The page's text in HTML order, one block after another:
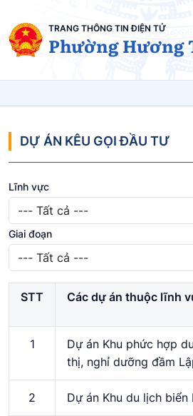
TRANG THÔNG TIN ĐIỆN TỬ
Phường Hương
DỰ ÁN KÊU GỌI ĐẦU TƯ
Lĩnh vực
Giai đoạn
STT Các dự án thuộc lĩnh
1
Dự án Khu phức hợp
thị, nghỉ dưỡng đầm
2 Dự án Khu du lịch biển